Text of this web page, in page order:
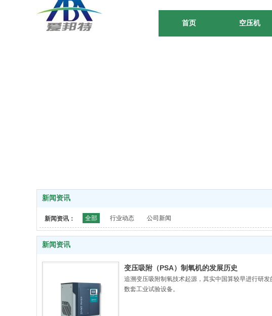
首页 空压机
新闻资讯
新闻资讯： 全部 行业动态 公司新闻
新闻资讯
变压吸附（PSA）制氧机的发展历史
追溯变压吸附制氧技术起源，其实中国算较早进行研
数套工业试验设备。